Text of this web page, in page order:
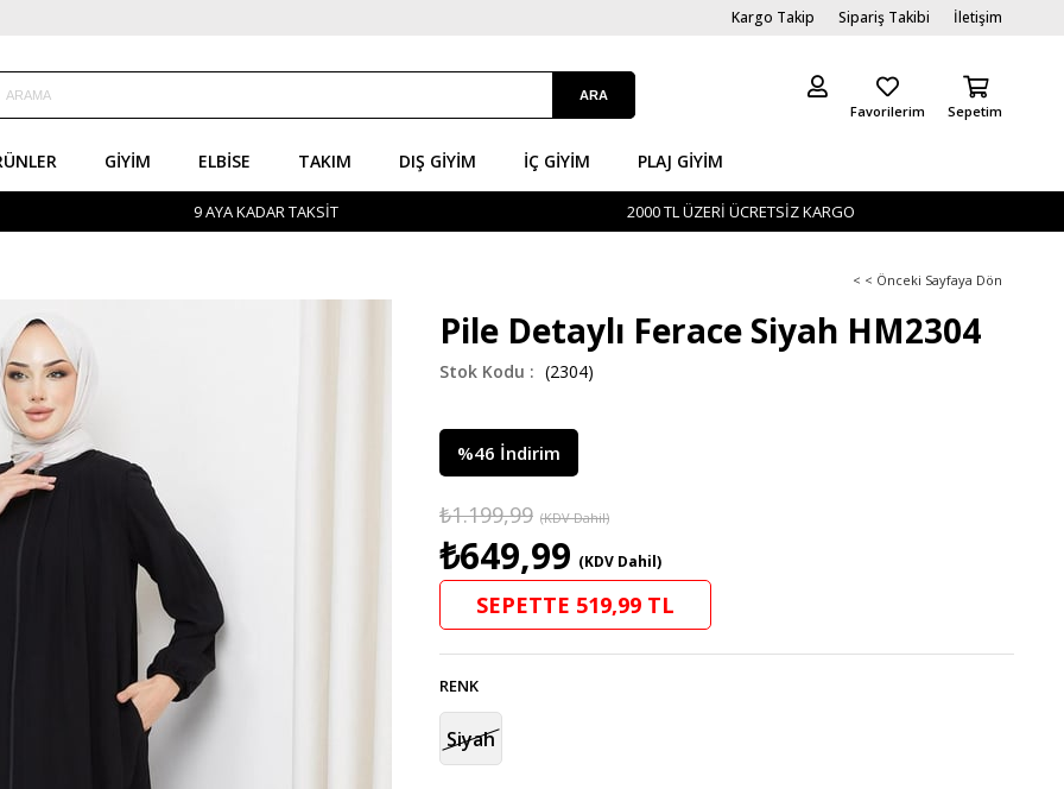
Kargo Takip Sipariş Takibi İletişim
Sepetim
Favorilerim
GIYIM ELBISE TAKIM DIŞ GIYIM İÇ GİYIM PLAJ GIYIM
9 AYA KADAR TAKSİT 2000 TL ÜZERİ ÜCRETSİZ KARGO
< < Önceki Sayfaya Dön
Pile Detaylı Ferace Siyah HM2304
(2304)
%46 İndirim
₺1.199,99 (KDV Dahil)
₺649,99 (KDV Dahil)
SEPETTE 519,99 TL
RENK
Siyah